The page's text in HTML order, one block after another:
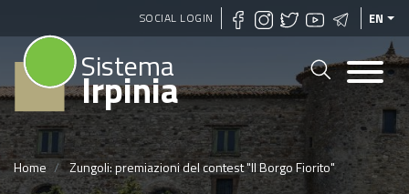
Skip
to
SOCIAL LOGIN EN
Sistema
Irpinia
Home Zungoli: premiazioni del contest "Il Borgo Fiorito"